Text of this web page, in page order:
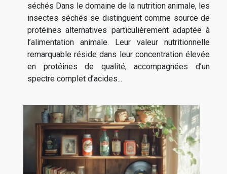
séchés Dans le domaine de la nutrition animale, les
insectes séchés se distinguent comme source de
protéines alternatives particulièrement adaptée à
l’alimentation animale. Leur valeur nutritionnelle
remarquable réside dans leur concentration élevée
en protéines de qualité, accompagnées d’un
spectre complet d’acides...